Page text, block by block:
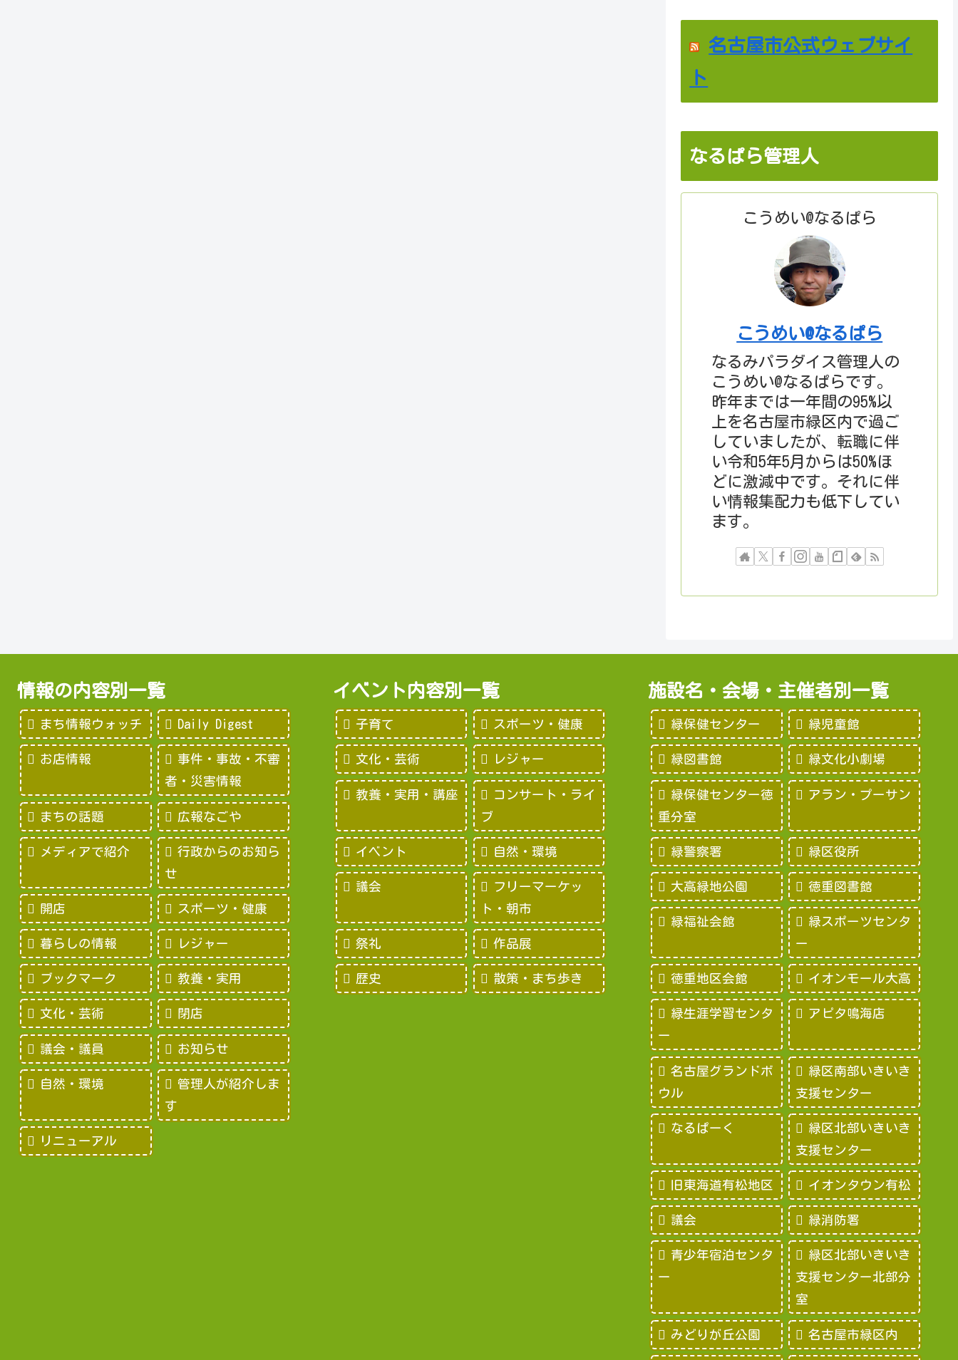
名古屋市公式ウェブサイ
ト
なるぱら管理人
こうめい@なるぱら
こうめい@なるぱら
なるみパラダイス管理人の
こうめい@なるぱらです。
昨年までは一年間の95%以
上を名古屋市緑区内で過ご
していましたが、転職に伴
い令和5年5月からは50%ほ
どに激減中です。それに伴
い情報集配力も低下してい
ます。
情報の内容別一覧
まち情報ウォッチ Daily Digest
お店情報
事件・事故・不審
者・災害情報
まちの話題 広報なごや
メディアで紹介
行政からのお知ら
せ
開店 スポーツ・健康
暮らしの情報 レジャー
ブックマーク 教養・実用
文化・芸術 閉店
議会・議員 お知らせ
自然・環境
管理人が紹介しま
す
リニューアル
イベント内容別一覧
子育て スポーツ・健康
文化・芸術 レジャー
教養・実用・講座
コンサート・ライ
ブ
イベント 自然・環境
議会
フリーマーケッ
ト・朝市
祭礼 作品展
歴史 散策・まち歩き
施設名・会場・主催者別一覧
緑保健センター 緑児童館
緑図書館 緑文化小劇場
緑保健センター徳
重分室
アラン・プーサン
緑警察署 緑区役所
大高緑地公園 徳重図書館
緑福祉会館
緑スポーツセンタ
ー
徳重地区会館 イオンモール大高
緑生涯学習センタ
ー
アピタ鳴海店
名古屋グランドボ
ウル
緑区南部いきいき
支援センター
なるぱーく
緑区北部いきいき
支援センター
旧東海道有松地区 イオンタウン有松
議会 緑消防署
青少年宿泊センタ
ー
緑区北部いきいき
支援センター北部分
室
みどりが丘公園 名古屋市緑区内